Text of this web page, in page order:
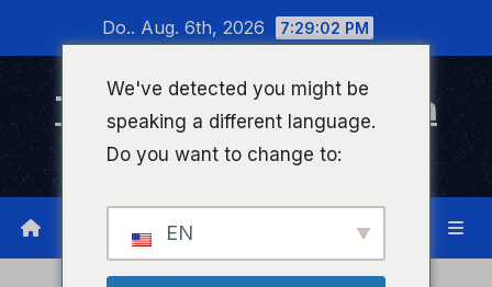
wechseln
Do.. Aug. 6th, 2026 7:29:03 PM
Timeline Bad Kreuznach
Infonetzwerk für Bad Kreuznach
We've detected you might be
speaking a different language.
Do you want to change to:
EN